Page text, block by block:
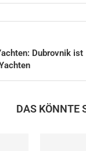
Dubrovnik ist
DAS KÖNNTE